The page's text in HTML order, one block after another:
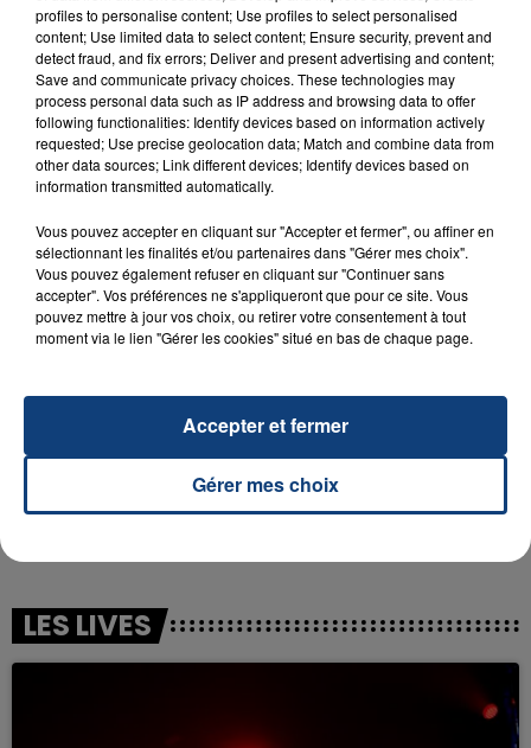
20 juillet 2026
UNE ADOLESCENTE DEVANT SE FAIRE
OPÉRER DE LA CHEVILLE RESSORT DE LA...
La famille a porté plainte contre la clinique qui a
reconnu sa responsabilité et présenté ses
excuses.
23h03
23h03 22h59
22h59
LES LIVES
profiles to personalise content; Use profiles to select personalised
content; Use limited data to select content; Ensure security, prevent and
detect fraud, and fix errors; Deliver and present advertising and content;
Save and communicate privacy choices. These technologies may
process personal data such as IP address and browsing data to offer
following functionalities: Identify devices based on information actively
requested; Use precise geolocation data; Match and combine data from
other data sources; Link different devices; Identify devices based on
information transmitted automatically.
Vous pouvez accepter en cliquant sur "Accepter et fermer", ou affiner en
sélectionnant les finalités et/ou partenaires dans "Gérer mes choix".
Vous pouvez également refuser en cliquant sur "Continuer sans
accepter". Vos préférences ne s'appliqueront que pour ce site. Vous
pouvez mettre à jour vos choix, ou retirer votre consentement à tout
moment via le lien "Gérer les cookies" situé en bas de chaque page.
Gérer mes choix
Accepter et fermer